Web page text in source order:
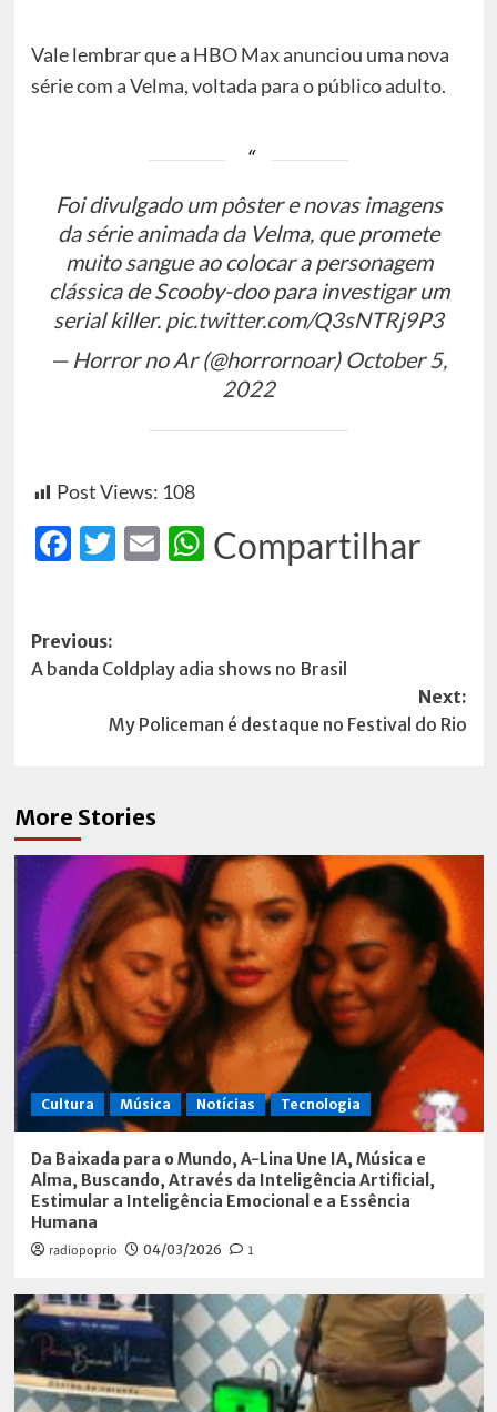
Vale lembrar que a HBO Max anunciou uma nova
série com a Velma, voltada para o público adulto.
Foi divulgado um pôster e novas imagens
da série animada da Velma, que promete
muito sangue ao colocar a personagem
clássica de Scooby-doo para investigar um
serial killer. pic.twitter.com/Q3sNTRj9P3
— Horror no Ar (@horrornoar) October 5,
2022
Post Views: 108
Facebook
Twitter
EmailWhatsApp
Compartilhar
Post
navigation
Previous:
A banda Coldplay adia shows no Brasil
Next:
My Policeman é destaque no Festival do Rio
More Stories
Cultura Música Notícias Tecnologia
Da Baixada para o Mundo, A-Lina Une IA, Música e
Alma, Buscando, Através da Inteligência Artificial,
Estimular a Inteligência Emocional e a Essência
Humana
radiopoprio 04/03/2026 1